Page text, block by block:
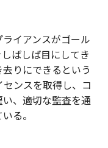
イアンスがゴール
ばしば目にしてき
りにできるという
ンスを取得し、コ
、適切な監査を通
る。